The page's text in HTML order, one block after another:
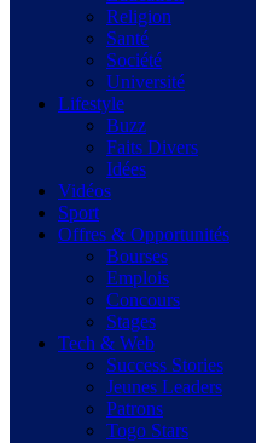
Religion
Santé
Société
Université
Lifestyle
Buzz
Faits Divers
Idées
Vidéos
Sport
Offres & Opportunités
Bourses
Emplois
Concours
Stages
Tech & Web
Success Stories
Jeunes Leaders
Patrons
Togo Stars